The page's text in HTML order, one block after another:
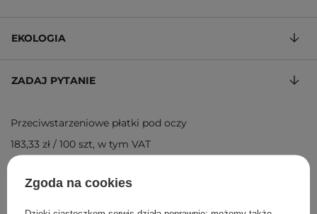
EKOLOGIA
ZADAJ PYTANIE
Przeciwstarzeniowe płatki pod oczy
183,33 zł / 100 szt, w tym VAT
Zgoda na cookies